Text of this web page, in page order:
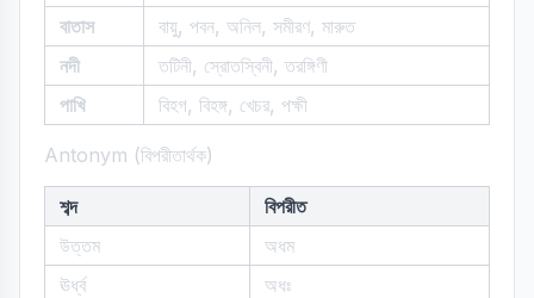
বাতাস
বায়ু, পবন, অনিল, সমীরণ, মারুত
নদী
তটিনী, স্রোতস্বিনী, তরঙ্গিণী
পাখি
বিহগ, বিহঙ্গ, খেচর, পক্ষী
Antonym (বিপরীতার্থক)
শব্দ
বিপরীত
উত্তম
অধম
ঊর্ধ্ব
অধঃ